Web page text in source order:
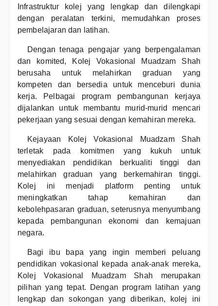
Infrastruktur kolej yang lengkap dan dilengkapi
dengan peralatan terkini, memudahkan proses
pembelajaran dan latihan.
Dengan tenaga pengajar yang berpengalaman
dan komited, Kolej Vokasional Muadzam Shah
berusaha untuk melahirkan graduan yang
kompeten dan bersedia untuk menceburi dunia
kerja. Pelbagai program pembangunan kerjaya
dijalankan untuk membantu murid-murid mencari
pekerjaan yang sesuai dengan kemahiran mereka.
Kejayaan Kolej Vokasional Muadzam Shah
terletak pada komitmen yang kukuh untuk
menyediakan pendidikan berkualiti tinggi dan
melahirkan graduan yang berkemahiran tinggi.
Kolej ini menjadi platform penting untuk
meningkatkan tahap kemahiran dan
kebolehpasaran graduan, seterusnya menyumbang
kepada pembangunan ekonomi dan kemajuan
negara.
Bagi ibu bapa yang ingin memberi peluang
pendidikan vokasional kepada anak-anak mereka,
Kolej Vokasional Muadzam Shah merupakan
pilihan yang tepat. Dengan program latihan yang
lengkap dan sokongan yang diberikan, kolej ini